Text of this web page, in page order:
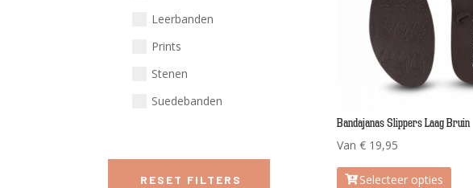
Leerbanden
Prints
Stenen
Suedebanden
RESET FILTERS
Bandajanas Slippers Laag Bruin
Van €19,95
Selecteer opties